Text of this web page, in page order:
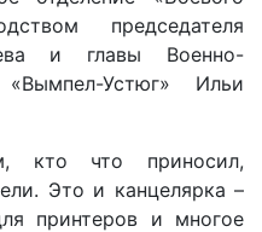
председателя
и главы Военно-
«Вымпел-Устюг» Ильи
кто что приносил,
Это и канцелярка –
принтеров и многое